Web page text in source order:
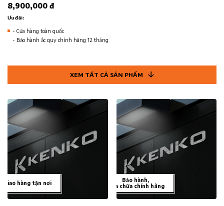
8,900,000 đ
Ưu đãi:
- Cửa hàng toàn quốc
- Bảo hành ắc quy chính hãng 12 tháng
XEM TẤT CẢ SẢN PHẨM
Giao hàng tận nơi
Bảo hành,
sửa chữa chính hãng